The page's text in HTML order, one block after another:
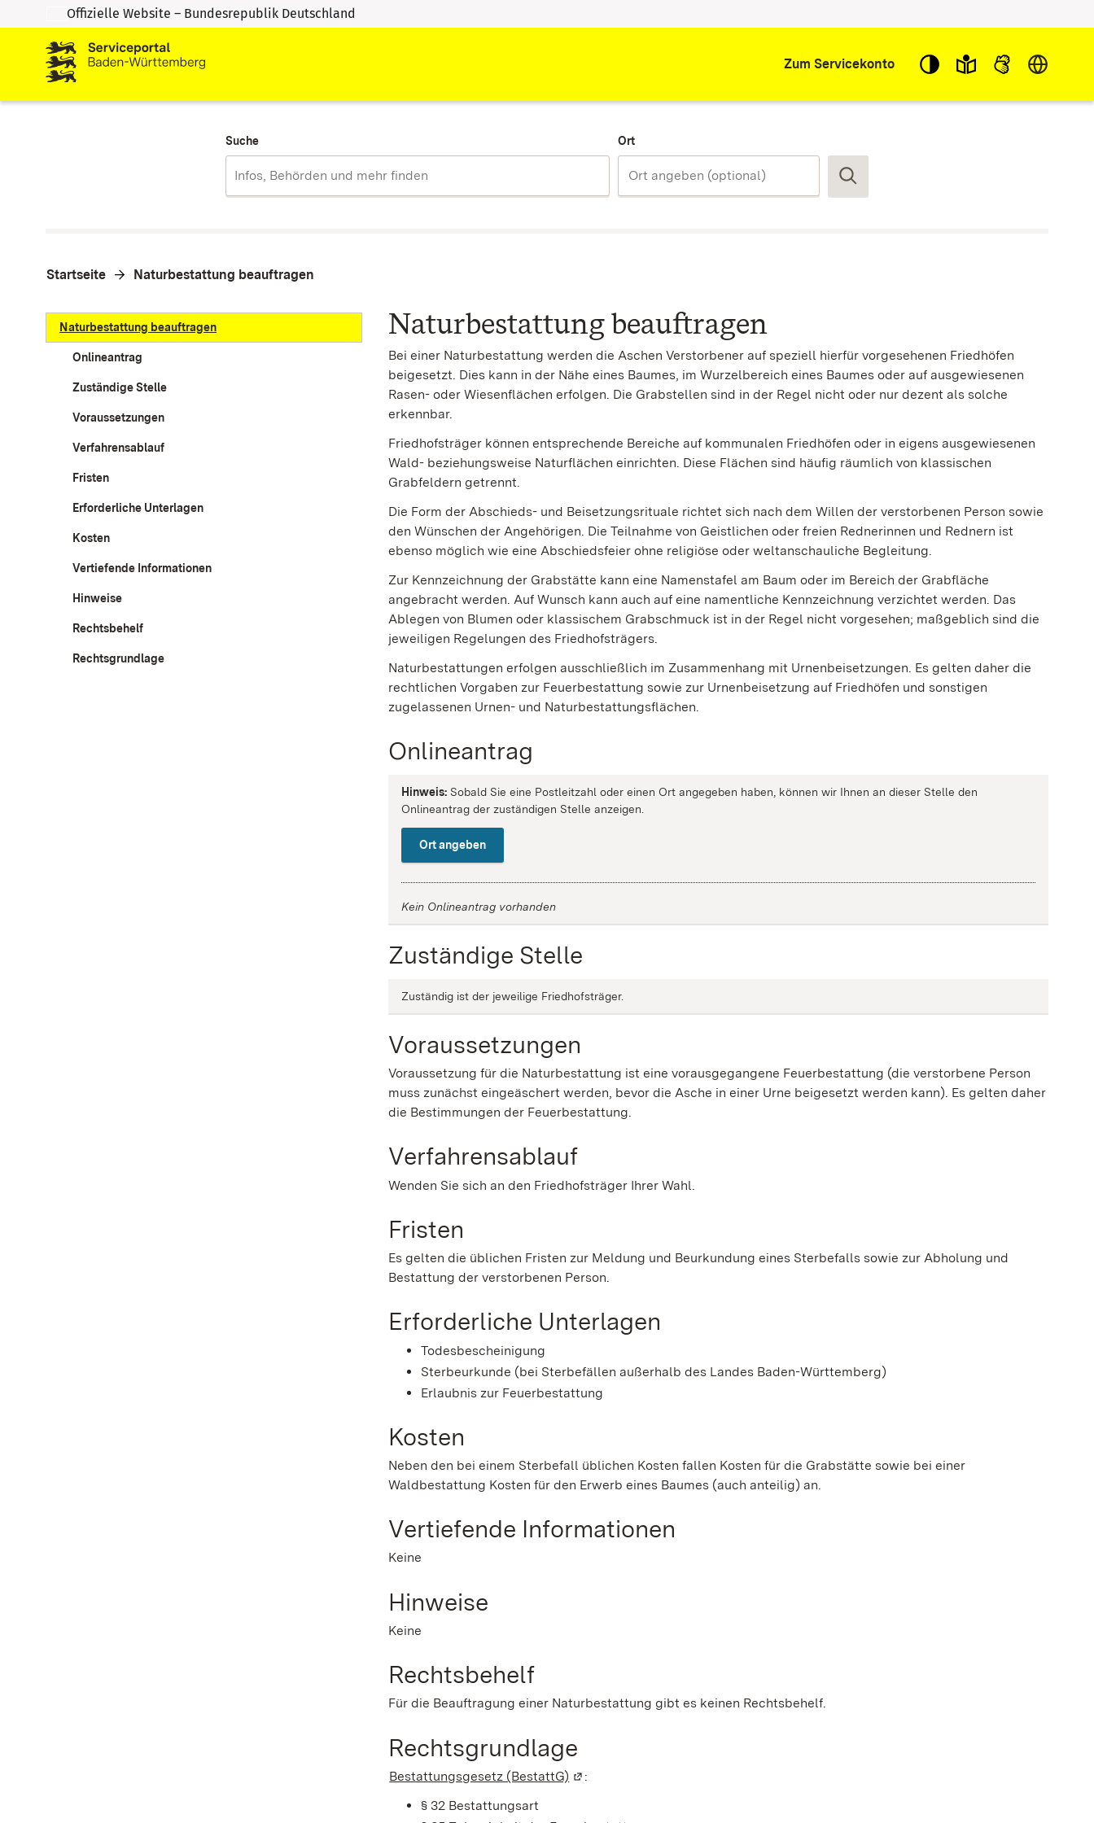
Zum Inhalt springen
Zur Suche springen
Offizielle Website – Bundesrepublik Deutschland
Zum Servicekonto Sprache
Suche Ort
Suchen
Startseite Naturbestattung beauftragen
Naturbestattung beauftragen
Onlineantrag
Zuständige Stelle
Voraussetzungen
Verfahrensablauf
Fristen
Erforderliche Unterlagen
Kosten
Vertiefende Informationen
Hinweise
Rechtsbehelf
Rechtsgrundlage
Naturbestattung beauftragen
Bei einer Naturbestattung werden die Aschen Verstorbener auf speziell hierfür vorgesehenen Friedhöfen
beigesetzt. Dies kann in der Nähe eines Baumes, im Wurzelbereich eines Baumes oder auf ausgewiesenen
Rasen- oder Wiesenflächen erfolgen. Die Grabstellen sind in der Regel nicht oder nur dezent als solche
erkennbar.
Friedhofsträger können entsprechende Bereiche auf kommunalen Friedhöfen oder in eigens ausgewiesenen
Wald- beziehungsweise Naturflächen einrichten. Diese Flächen sind häufig räumlich von klassischen
Grabfeldern getrennt.
Die Form der Abschieds- und Beisetzungsrituale richtet sich nach dem Willen der verstorbenen Person sowie
den Wünschen der Angehörigen. Die Teilnahme von Geistlichen oder freien Rednerinnen und Rednern ist
ebenso möglich wie eine Abschiedsfeier ohne religiöse oder weltanschauliche Begleitung.
Zur Kennzeichnung der Grabstätte kann eine Namenstafel am Baum oder im Bereich der Grabfläche
angebracht werden. Auf Wunsch kann auch auf eine namentliche Kennzeichnung verzichtet werden. Das
Ablegen von Blumen oder klassischem Grabschmuck ist in der Regel nicht vorgesehen; maßgeblich sind die
jeweiligen Regelungen des Friedhofsträgers.
Naturbestattungen erfolgen ausschließlich im Zusammenhang mit Urnenbeisetzungen. Es gelten daher die
rechtlichen Vorgaben zur Feuerbestattung sowie zur Urnenbeisetzung auf Friedhöfen und sonstigen
zugelassenen Urnen- und Naturbestattungsflächen.
Onlineantrag
Hinweis: Sobald Sie eine Postleitzahl oder einen Ort angegeben haben, können wir Ihnen an dieser Stelle den
Onlineantrag der zuständigen Stelle anzeigen.
Ort angeben
Kein Onlineantrag vorhanden
Zuständige Stelle
Zuständig ist der jeweilige Friedhofsträger.
Voraussetzungen
Voraussetzung für die Naturbestattung ist eine vorausgegangene Feuerbestattung (die verstorbene Person
muss zunächst eingeäschert werden, bevor die Asche in einer Urne beigesetzt werden kann). Es gelten daher
die Bestimmungen der Feuerbestattung.
Verfahrensablauf
Wenden Sie sich an den Friedhofsträger Ihrer Wahl.
Fristen
Es gelten die üblichen Fristen zur Meldung und Beurkundung eines Sterbefalls sowie zur Abholung und
Bestattung der verstorbenen Person.
Erforderliche Unterlagen
Todesbescheinigung
Sterbeurkunde (bei Sterbefällen außerhalb des Landes Baden-Württemberg)
Erlaubnis zur Feuerbestattung
Kosten
Neben den bei einem Sterbefall üblichen Kosten fallen Kosten für die Grabstätte sowie bei einer
Waldbestattung Kosten für den Erwerb eines Baumes (auch anteilig) an.
Vertiefende Informationen
Keine
Hinweise
Keine
Rechtsbehelf
Für die Beauftragung einer Naturbestattung gibt es keinen Rechtsbehelf.
Rechtsgrundlage
Bestattungsgesetz (BestattG) (Wird in einem neuen Fenster geöffnet)
:
§ 32 Bestattungsart